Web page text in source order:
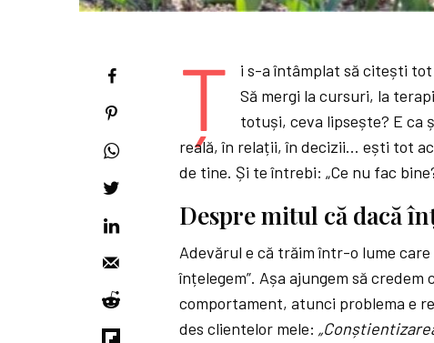
Ț
i s-a întâmplat să citești
Să mergi la cursuri, la
totuși, ceva lipsește? E ca
reală, în relații, în decizii… ești tot
de tine. Și te întrebi: „Ce nu fac
Despre mitul că dacă
Adevărul e că trăim într-o lume care
înțelegem”. Așa ajungem să
comportament, atunci problema e
des clientelor mele: